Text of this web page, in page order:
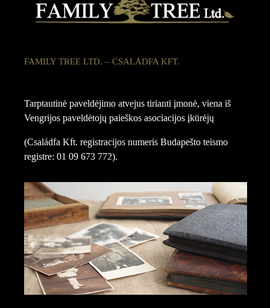
FAMILY TREE LTD. – CSALÁDFA KFT.
Tarptautinė paveldėjimo atvejus tirianti įmonė, viena iš
Vengrijos paveldėtojų paieškos asociacijos įkūrėjų
(Családfa Kft. registracijos numeris Budapešto teismo
registre: 01 09 673 772).